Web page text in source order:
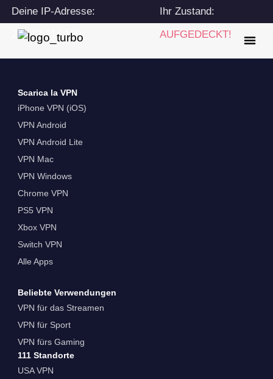
Deine IP-Adresse:
216.73.216.139
Ihr Zustand:
AUFGEDECKT!
Scarica la VPN
iPhone VPN (iOS)
VPN Android
VPN Android Lite
VPN Mac
VPN Windows
Chrome VPN
PS5 VPN
Xbox VPN
Switch VPN
Alle Apps
Beliebte Verwendungen
VPN für das Streamen
VPN für Sport
VPN fürs Gaming
111 Standorte
USA VPN